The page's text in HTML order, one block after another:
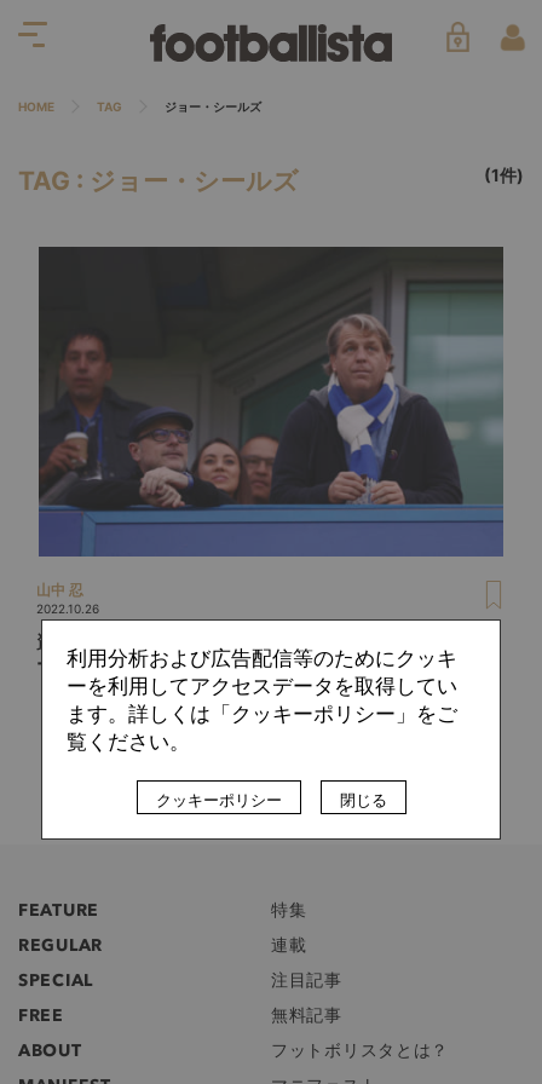
HOME TAG ジョー・シールズ
TAG : ジョー・シールズ (1件)
山中 忍
2022.10.26
資金と才能の効率活用を目論むチェルシー新経営陣。リクル
ート責任者に任命間近のジョー・シールズとは何者か？
FEATURE
特集
REGULAR
連載
SPECIAL
注目記事
FREE
無料記事
ABOUT
フットボリスタとは？
利用分析および広告配信等のためにクッキ
ーを利用してアクセスデータを取得してい
ます。詳しくは「クッキーポリシー」をご
覧ください。
クッキーポリシー 閉じる